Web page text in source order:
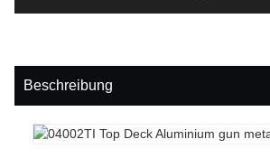
Beschreibung